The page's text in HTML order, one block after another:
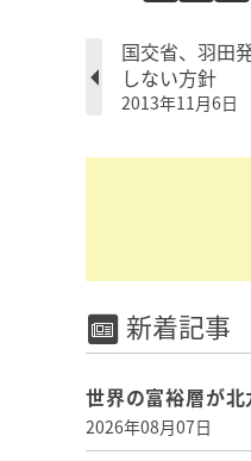
国交省、羽田
しない方針
2013年11月6日
新着記事
世界の富裕層が
2026年08月07日